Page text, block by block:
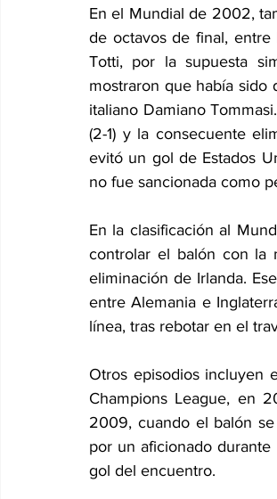
En el Mundial de 2002,
de octavos de final, entre
Totti, por la supuesta
mostraron que había sido
italiano Damiano
(2-1) y la consecuente
evitó un gol de Estados
no fue sancionada como
En la clasificación al
controlar el balón con la
eliminación de Irlanda.
entre Alemania e
línea, tras rebotar en el
Otros episodios incluyen
Champions League, en
2009, cuando el balón
por un aficionado
gol del encuentro.